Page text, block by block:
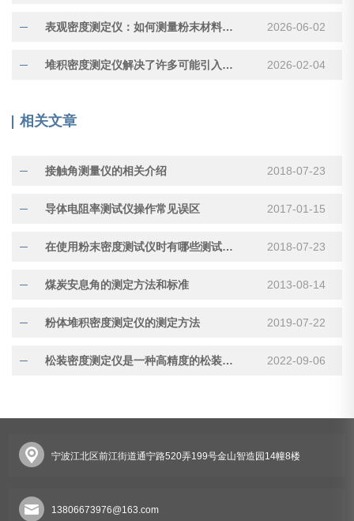
表观密度测定仪：如何测量粉末材料的“真实体积” 2026-06-02
堆积密度测定仪解决了许多可能引入误差的因素 2026-02-04
相关文章
接触角测量仪的相关介绍 2018-07-23
导体电阻率测试仪操作常见误区 2017-01-15
在使用粉末密度测试仪时有哪些测试条件呢 2018-07-23
煤炭安息角的测定方法和标准 2013-08-14
粉体堆积密度测定仪的测定方法 2019-07-22
松装密度测定仪是一种高精度的松装密度测试仪器 2022-09-06
宁波江北区前江街道通宁路520弄199号金山智造园14幢8楼
13806673976@163.com